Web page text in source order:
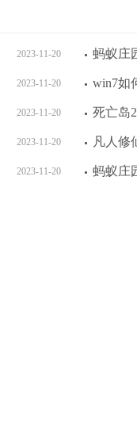
2023-11-20
2023-11-20
2023-11-20
2023-11-20
2023-11-20